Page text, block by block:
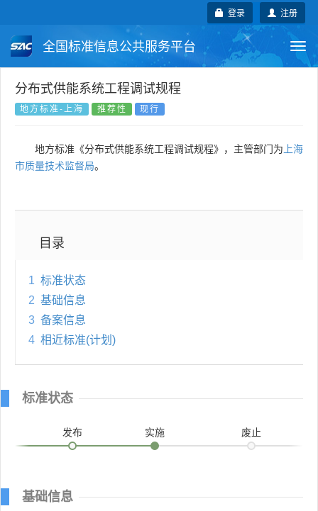
注册
登录
全国标准信息公共服务平台
国家标准 行业标准
国外标准 技术委员会
分布式供能系统工程调试规程
地方标准-上海 推荐性 现行
地方标准《分布式供能系统工程调试规程》，主管部门为 上海
市质量技术监督局。
目录
1 标准状态
2 基础信息
3 备案信息
4 相近标准(计划)
标准状态
发布 实施 废止
基础信息